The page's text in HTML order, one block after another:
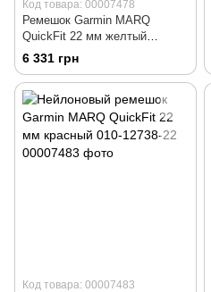
Код товара: 00007478
Ремешок Garmin MARQ
QuickFit 22 мм желтый
силиконовый (010-12738-16)
6 331 грн
Код товара: 00007483